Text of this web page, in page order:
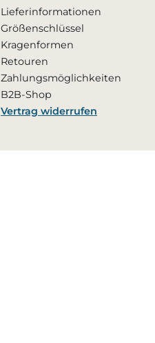
Lieferinformationen
Größenschlüssel
Kragenformen
Retouren
Zahlungsmöglichkeiten
B2B-Shop
Vertrag widerrufen